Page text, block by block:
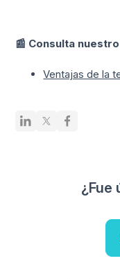
📰 Consulta
Ventajas de la
¿Fue